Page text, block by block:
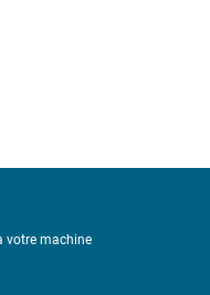
votre machine